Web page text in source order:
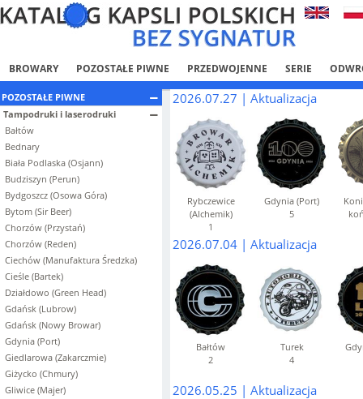
BROWARY POZOSTAŁE PIWNE PRZEDWOJENNE SERIE
POZOSTAŁE PIWNE
Tampodruki i laserodruki
Bałtów
Bednary
Biała Podlaska (Osjann)
Budziszyn (Perun)
Bydgoszcz (Osowa Góra)
Bytom (Sir Beer)
Chorzów (Przystań)
Chorzów (Reden)
Ciechów (Manufaktura Średzka)
Cieśle (Bartek)
Działdowo (Green Head)
Gdańsk (Lubrow)
Gdańsk (Nowy Browar)
Gdynia (Port)
Giedlarowa (Zakarczmie)
Giżycko (Chmury)
Gliwice (Majer)
2026.07.27 | Aktualizacja
Rybczewice
(Alchemik)
1
Gdynia (Port)
5
2026.07.04 | Aktualizacja
Bałtów
2
Turek
4
2026.05.25 | Aktualizacja